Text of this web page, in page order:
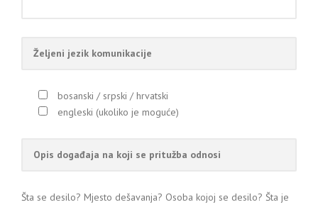
bosanski / srpski / hrvatski
engleski (ukoliko je moguće)
Šta se desilo? Mjesto dešavanja? Osoba kojoj se desilo? Šta je